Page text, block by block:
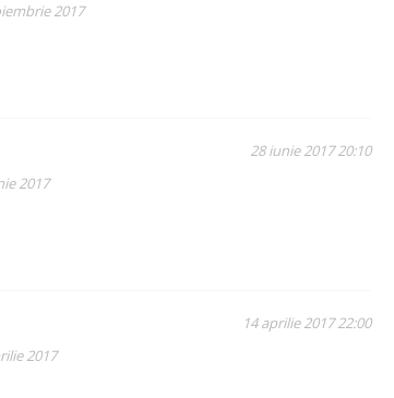
2017
28 iunie 2017 20:10
2017
14 aprilie 2017 22:00
2017